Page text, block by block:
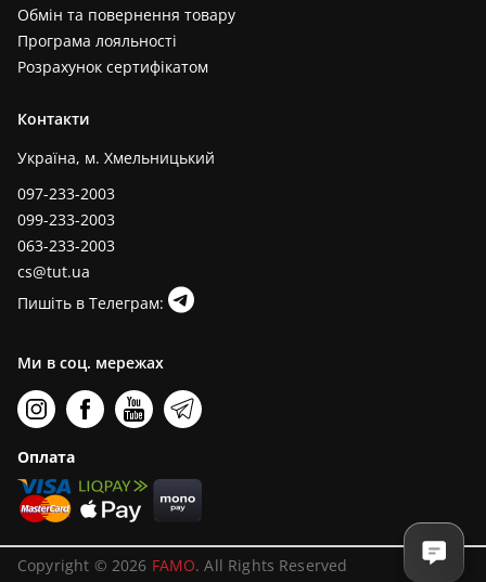
Обмін та повернення товару
Програма лояльності
Розрахунок сертифікатом
Контакти
Україна, м. Хмельницький
097-233-2003
099-233-2003
063-233-2003
cs@tut.ua
Пишіть в Телеграм:
Ми в соц. мережах
Оплата
Copyright © 2026 FAMO. All Rights Reserved